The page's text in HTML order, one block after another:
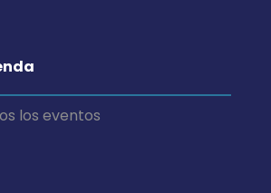
los eventos